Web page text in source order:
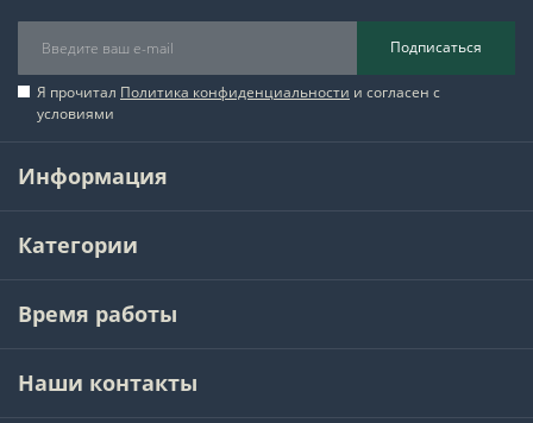
Подписаться
Я прочитал Политика конфиденциальности и согласен с
условиями
Информация
Категории
Время работы
Наши контакты